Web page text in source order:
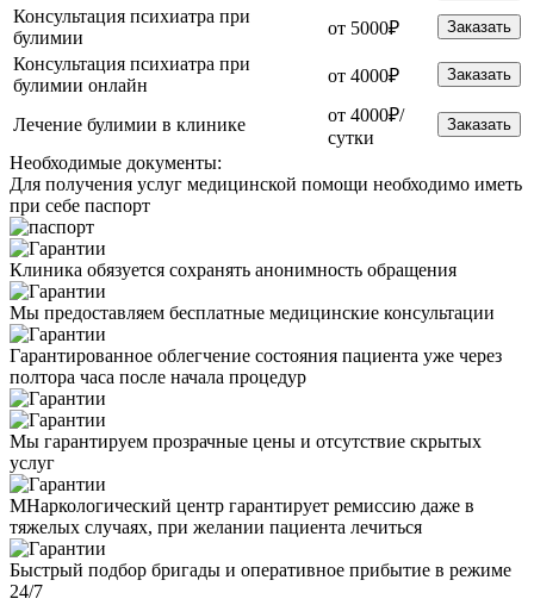
Консультация психиатра при
булимии
от 5000₽ Заказать
Консультация психиатра при
булимии онлайн
от 4000₽ Заказать
Лечение булимии в клинике
от 4000₽/
сутки
Заказать
Необходимые документы:
Для получения услуг медицинской помощи необходимо иметь
при себе паспорт
Клиника обязуется сохранять анонимность обращения
Мы предоставляем бесплатные медицинские консультации
Гарантированное облегчение состояния пациента уже через
полтора часа после начала процедур
Мы гарантируем прозрачные цены и отсутствие скрытых
услуг
МНаркологический центр гарантирует ремиссию даже в
тяжелых случаях, при желании пациента лечиться
Быстрый подбор бригады и оперативное прибытие в режиме
24/7